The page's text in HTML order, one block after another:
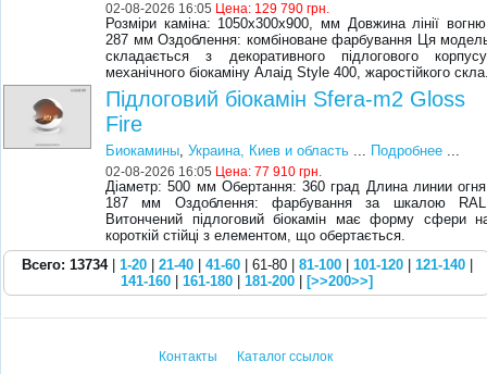
02-08-2026 16:05 Цена: 129 790 грн.
Розміри каміна: 1050х300х900, мм Довжина лінії
287 мм Оздоблення: комбіноване фарбування Ця
складається з декоративного підлогового
механічного біокаміну Алаід Style 400, жаростійкого
Підлоговий біокамін Sfera-m2 Gloss
Fire
Биокамины,Украина, Киев и область ... Подробнее ...
02-08-2026 16:05 Цена:77 910 грн.
Діаметр: 500 мм Обертання: 360 град Длина линии
187 мм Оздоблення: фарбування за шкалою
Витончений підлоговий біокамін має форму сфери
короткій стійці з елементом, що обертається.
Всего: 13734| 1-20| 21-40| 41-60| 61-80 | 81-100| 101-120| 121-140|
141-160
161-180 181-200 [>>200>>]
Контакты Каталог ссылок